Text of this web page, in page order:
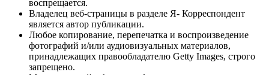
воспрещается.
Владелец веб-страницы в разделе Я- Корреспондент
является автор публикации.
Любое копирование, перепечатка и воспроизведение
фотографий и/или аудиовизуальных материалов,
принадлежащих правообладателю Getty Images, строго
запрещено.